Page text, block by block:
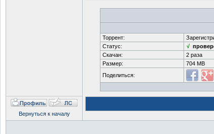
Торрент:
Статус: √
Скачан:
2 раза
Размер:
704 MB
Поделиться:
Вернуться к началу